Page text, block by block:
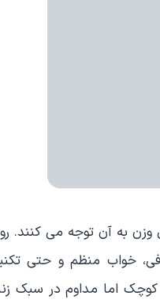
وزن به آن توجه می کنند.
خواب منظم و حتی
کوچک اما مداوم در سبک